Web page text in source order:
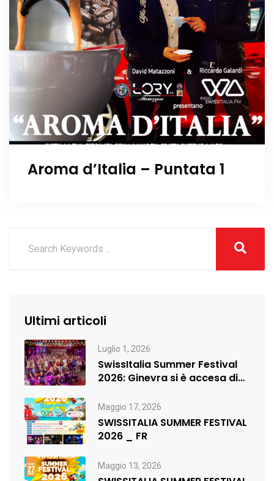
Aroma d’Italia – Puntata 1
Ultimi articoli
Luglio 1, 2026
SwissItalia Summer Festival
2026: Ginevra si è accesa di
Maggio 17, 2026
SWISSITALIA SUMMER FESTIVAL
2026 _ FR
Maggio 13, 2026